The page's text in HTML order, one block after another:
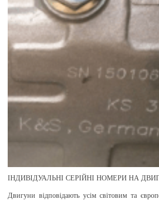
ІНДИВІДУАЛЬНІ СЕРІЙНІ НОМЕРИ НА
Двигуни відповідають усім світовим та